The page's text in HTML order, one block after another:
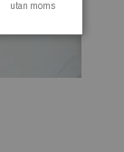
utan moms